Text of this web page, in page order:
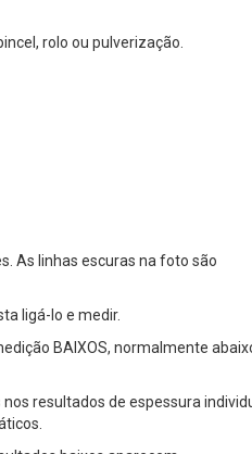
rolo ou pulverização.
As linhas escuras na foto são
ligá-lo e medir.
BAIXOS, normalmente
resultados de espessura